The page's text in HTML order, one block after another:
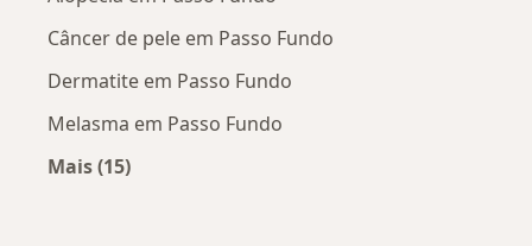
Câncer de pele em Passo Fundo
Dermatite em Passo Fundo
Melasma em Passo Fundo
Mais (15)